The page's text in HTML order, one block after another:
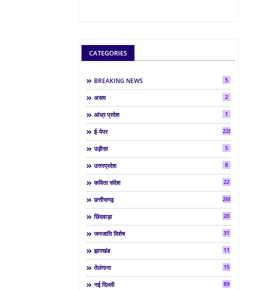
CATEGORIES
BREAKING NEWS 5
असम 2
आंध्र प्रदेश 1
ई-पेपर 2286
उड़ीसा 5
उत्तरप्रदेश 8
कविता संदेश 22
छत्तीसगढ़ 268
छिंदवाड़ा 20
जनजाति विशेष 31
झारखंड 11
तेलंगाना 15
नई दिल्ली 89